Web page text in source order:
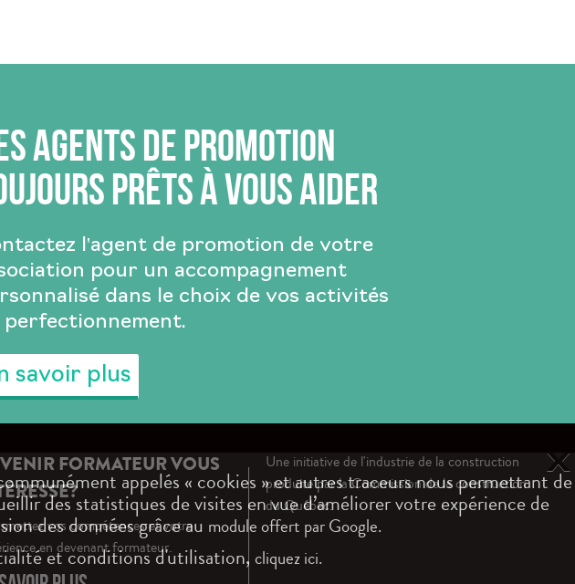
agents de promotion
prêts à vous aider
l'agent de promotion de votre
pour un accompagnement
dans le choix de vos activités
perfectionnement.
savoir plus
FORMATEUR VOUS
vos compétences et votre
en devenant formateur.
Une initiative de l'industrie de la construction
produite par la Commission de la construction
du Québec.
X
appelés « cookies » et autres traceurs nous permettant de
des statistiques de visites en vue d’améliorer votre expérience de
des données grâce au module offert par Google.
et conditions d'utilisation, cliquez ici.